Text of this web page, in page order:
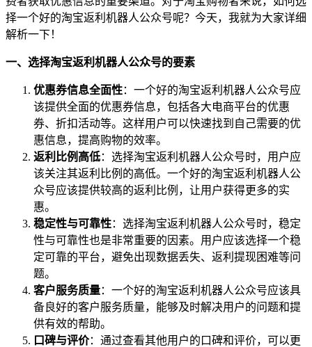
择一个好的淘宝返利机器人公众号呢？今天，我就为大家详细
解析一下！
一、选择淘宝返利机器人公众号的要素
优惠券信息全面性：一个好的淘宝返利机器人公众号应
该提供全面的优惠券信息，包括各大电商平台的优惠
券、折扣活动等。这样用户可以快速找到自己需要的优
惠信息，提高购物的效率。
返利比例高低：选择淘宝返利机器人公众号时，用户应
该关注其返利比例的高低。一个好的淘宝返利机器人公
众号应该提供较高的返利比例，让用户获得更多的实
惠。
稳定性与可靠性：选择淘宝返利机器人公众号时，稳定
性与可靠性也是非常重要的因素。用户应该选择一个稳
定可靠的平台，避免出现数据丢失、返利提现困难等问
题。
客户服务质量：一个好的淘宝返利机器人公众号应该具
备良好的客户服务质量，能够及时解决用户的问题和提
供有效的帮助。
口碑与评价：通过查看其他用户的口碑和评价，可以更